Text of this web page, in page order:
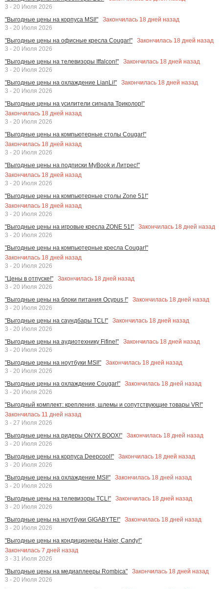
3 - 20 Июля 2026
"Выгодные цены на корпуса MSI!"
Закончилась 18 дней назад
3 - 20 Июля 2026
"Выгодные цены на офисные кресла Cougar!"
Закончилась 18 дней назад
3 - 20 Июля 2026
"Выгодные цены на телевизоры Iffalcon!"
Закончилась 18 дней назад
3 - 20 Июля 2026
"Выгодные цены на охлаждение LianLi!"
Закончилась 18 дней назад
3 - 20 Июля 2026
"Выгодные цены на усилители сигнала Триколор!"
Закончилась 18 дней назад
3 - 20 Июля 2026
"Выгодные цены на компьютерные столы Cougar!"
Закончилась 18 дней назад
3 - 20 Июля 2026
"Выгодные цены на подписки MyBook и Литрес!"
Закончилась 18 дней назад
3 - 20 Июля 2026
"Выгодные цены на компьютерные столы Zone 51!"
Закончилась 18 дней назад
3 - 20 Июля 2026
"Выгодные цены на игровые кресла ZONE 51!"
Закончилась 18 дней назад
3 - 20 Июля 2026
"Выгодные цены на компьютерные кресла Cougar!"
Закончилась 18 дней назад
3 - 20 Июля 2026
"Цены в отпуске!"
Закончилась 18 дней назад
3 - 20 Июля 2026
"Выгодные цены на блоки питания Ocypus !"
Закончилась 18 дней назад
3 - 20 Июля 2026
"Выгодные цены на саундбары TCL!"
Закончилась 18 дней назад
3 - 20 Июля 2026
"Выгодные цены на аудиотехнику Fifine!"
Закончилась 18 дней назад
3 - 20 Июля 2026
"Выгодные цены на ноутбуки MSI!"
Закончилась 18 дней назад
3 - 20 Июля 2026
"Выгодные цены на охлаждение Cougar!"
Закончилась 18 дней назад
3 - 20 Июля 2026
"Выгодный комплект: крепления, шлемы и сопутствующие товары VR!"
Закончилась 11 дней назад
3 - 27 Июля 2026
"Выгодные цены на ридеры ONYX BOOX!"
Закончилась 18 дней назад
3 - 20 Июля 2026
"Выгодные цены на корпуса Deepcool!"
Закончилась 18 дней назад
3 - 20 Июля 2026
"Выгодные цены на охлаждение MSI!"
Закончилась 18 дней назад
3 - 20 Июля 2026
"Выгодные цены на телевизоры TCL!"
Закончилась 18 дней назад
3 - 20 Июля 2026
"Выгодные цены на ноутбуки GIGABYTE!"
Закончилась 18 дней назад
3 - 20 Июля 2026
"Выгодные цены на кондиционеры Haier, Candy!"
Закончилась 7 дней назад
3 - 31 Июля 2026
"Выгодные цены на медиаплееры Rombica"
Закончилась 18 дней назад
3 - 20 Июля 2026